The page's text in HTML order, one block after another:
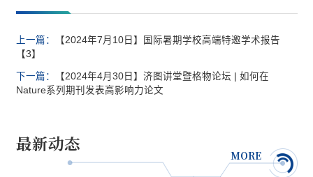
上一篇：
【2024年7月10日】国际暑期学校高端特邀学术报告
【3】
下一篇：
【2024年4月30日】济图讲堂暨格物论坛 | 如何在
Nature系列期刊发表高影响力论文
最新动态
MORE